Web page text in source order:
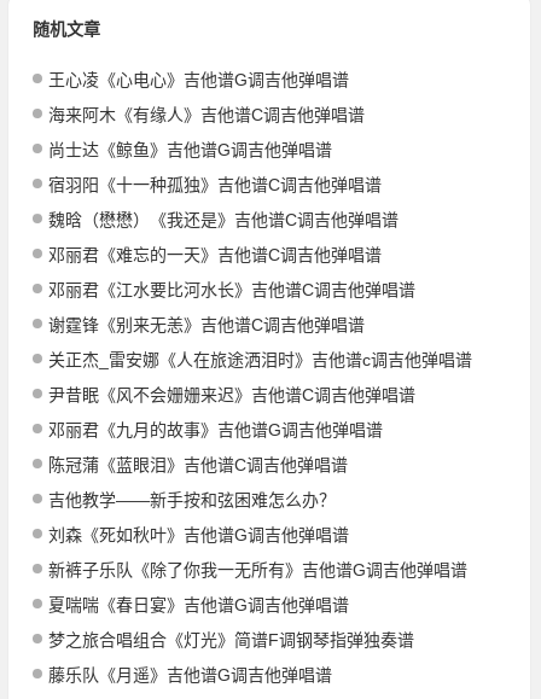
随机文章
王心凌《心电心》吉他谱G调吉他弹唱谱
海来阿木《有缘人》吉他谱C调吉他弹唱谱
尚士达《鲸鱼》吉他谱G调吉他弹唱谱
宿羽阳《十一种孤独》吉他谱C调吉他弹唱谱
魏晗（懋懋）《我还是》吉他谱C调吉他弹唱谱
邓丽君《难忘的一天》吉他谱C调吉他弹唱谱
邓丽君《江水要比河水长》吉他谱C调吉他弹唱谱
谢霆锋《别来无恙》吉他谱C调吉他弹唱谱
关正杰_雷安娜《人在旅途洒泪时》吉他谱c调吉他弹唱谱
尹昔眠《风不会姗姗来迟》吉他谱C调吉他弹唱谱
邓丽君《九月的故事》吉他谱G调吉他弹唱谱
陈冠蒲《蓝眼泪》吉他谱C调吉他弹唱谱
吉他教学——新手按和弦困难怎么办？
刘森《死如秋叶》吉他谱G调吉他弹唱谱
新裤子乐队《除了你我一无所有》吉他谱G调吉他弹唱谱
夏喘喘《春日宴》吉他谱G调吉他弹唱谱
梦之旅合唱组合《灯光》简谱F调钢琴指弹独奏谱
藤乐队《月遥》吉他谱G调吉他弹唱谱